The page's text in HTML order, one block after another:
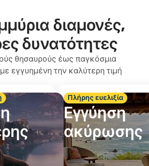
διαμονές,
δυνατότητες
θησαυρούς έως παγκόσμια
εγγυημένη την καλύτερη τιμή
Πλήρης ευελιξία
Εγγύηση
ακύρωσης